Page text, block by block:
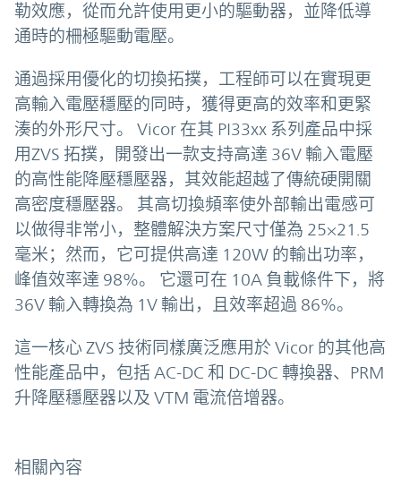
勒效應，從而允許使用更小的驅動器，並降低導
通時的柵極驅動電壓。
通過採用優化的切換拓撲，工程師可以在實現更
高輸入電壓穩壓的同時，獲得更高的效率和更緊
湊的外形尺寸。 Vicor 在其 PI33xx 系列產品中採
用ZVS 拓撲，開發出一款支持高達 36V 輸入電壓
的高性能降壓穩壓器，其效能超越了傳統硬開關
高密度穩壓器。 其高切換頻率使外部輸出電感可
以做得非常小，整體解決方案尺寸僅為 25×21.5
毫米；然而，它可提供高達 120W 的輸出功率，
峰值效率達 98%。 它還可在 10A 負載條件下，將
36V 輸入轉換為 1V 輸出，且效率超過 86%。
這一核心 ZVS 技術同樣廣泛應用於 Vicor 的其他高
性能產品中，包括 AC-DC 和 DC-DC 轉換器、PRM
升降壓穩壓器以及 VTM 電流倍增器。
相關內容